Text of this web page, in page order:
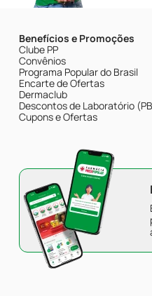
Benefícios e Promoções
Clube PP
Convênios
Programa Popular do Brasil
Encarte de Ofertas
Dermaclub
Descontos de Laboratório
Cupons e Ofertas